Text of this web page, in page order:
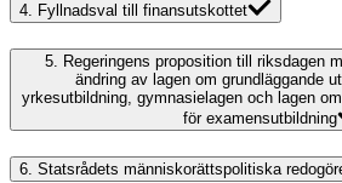
4. Fyllnadsval till finansutskottet
5. Regeringens proposition till riksdagen
ändring av lagen om grundläggande
yrkesutbildning, gymnasielagen och lagen
för examensutbildning
6. Statsrådets människorättspolitiska